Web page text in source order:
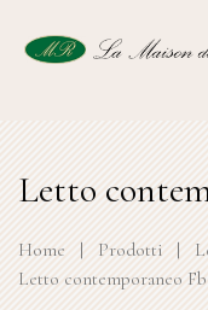
Letto
Home | Prodotti |
Letto contemporaneo Fb